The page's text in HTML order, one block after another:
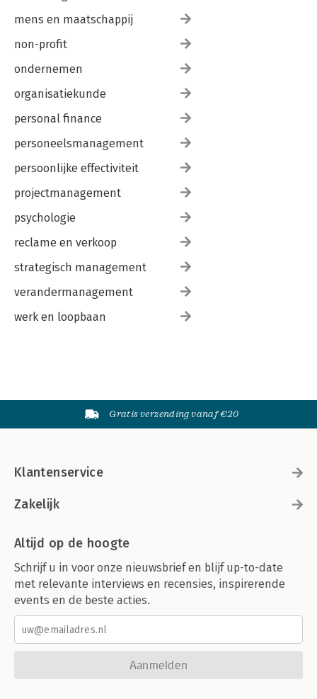
mens en maatschappij
non-profit
ondernemen
organisatiekunde
personal finance
personeelsmanagement
persoonlijke effectiviteit
projectmanagement
psychologie
reclame en verkoop
strategisch management
verandermanagement
werk en loopbaan
Gratis verzending vanaf €20
Klantenservice
Zakelijk
Altijd op de hoogte
Schrijf u in voor onze nieuwsbrief en blijf up-to-date
met relevante interviews en recensies, inspirerende
events en de beste acties.
Aanmelden